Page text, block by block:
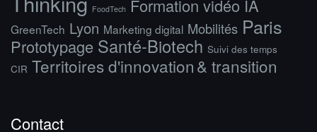
FoodTech Formation vidéo IA
GreenTech Lyon Marketing digital Mobilités Paris
Prototypage Santé-Biotech Suivi des temps
CIR Territoires d'innovation & transition
Contact